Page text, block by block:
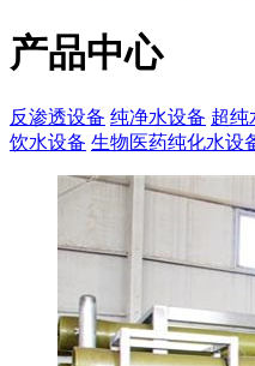
产品中心
反渗透设备 纯净水设备 超纯
饮水设备 生物医药纯化水设